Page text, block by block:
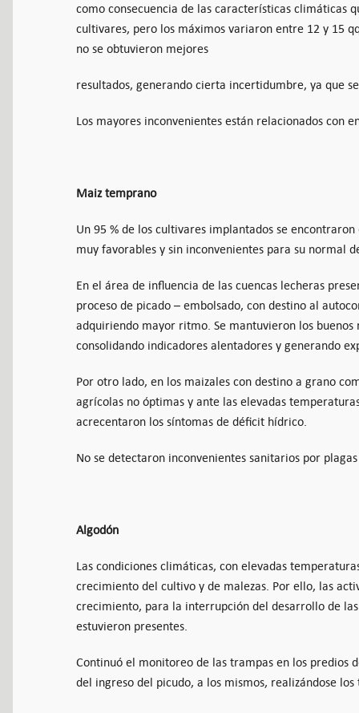
como consecuencia de las características
cultivares, pero los máximos variaron entre 12 y 15
no se obtuvieron mejores
resultados, generando cierta incertidumbre, ya que
Los mayores inconvenientes están relacionados con
Maiz temprano
Un 95 % de los cultivares implantados se
muy favorables y sin inconvenientes para su normal
En el área de influencia de las cuencas lecheras
proceso de picado – embolsado, con destino al
adquiriendo mayor ritmo. Se mantuvieron los
consolidando indicadores alentadores y generando
Por otro lado, en los maizales con destino a grano
agrícolas no óptimas y ante las elevadas
acrecentaron los síntomas de déficit hídrico.
No se detectaron inconvenientes sanitarios por
Algodón
Las condiciones climáticas, con elevadas
crecimiento del cultivo y de malezas. Por ello, las
crecimiento, para la interrupción del desarrollo de
estuvieron presentes.
Continuó el monitoreo de las trampas en los predios
del ingreso del picudo, a los mismos, realizándose